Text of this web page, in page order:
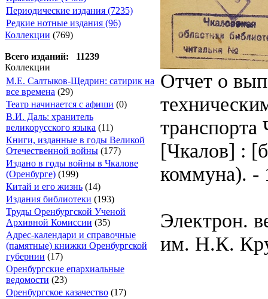
Периодические издания (7235)
Редкие нотные издания (96)
Коллекции (769)
Всего изданий: 11239
Коллекции
М.Е. Салтыков-Щедрин: сатирик на
все времена (29)
Театр начинается с афиши (0)
В.И. Даль: хранитель
великорусского языка (11)
Книги, изданные в годы Великой
Отечественной войны (177)
Издано в годы войны в Чкалове
(Оренбурге) (199)
Китай и его жизнь (14)
Издания библиотеки (193)
Труды Оренбургской Ученой
Архивной Комиссии (35)
Адрес-календари и справочные
(памятные) книжки Оренбургской
губернии (17)
Оренбургские епархиальные
ведомости (23)
Оренбургское казачество (17)
Отчет о
транспорта
[Чкалов] :
коммуна). -
Электрон.
им. Н.К.